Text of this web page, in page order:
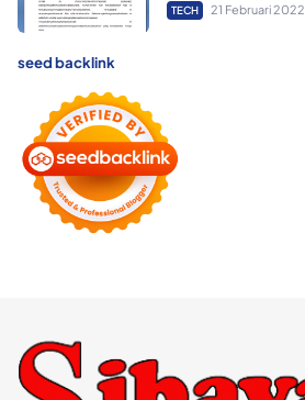
TECH 21 Februari 2022
seed backlink